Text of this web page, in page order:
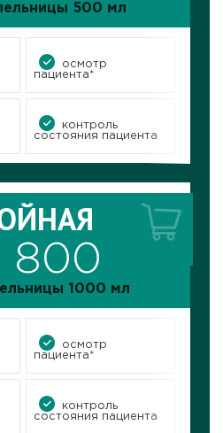
500 мл
осмотр
пациента*
контроль
состояния пациента
800
1000 мл
осмотр
пациента*
контроль
состояния пациента
1000 мл